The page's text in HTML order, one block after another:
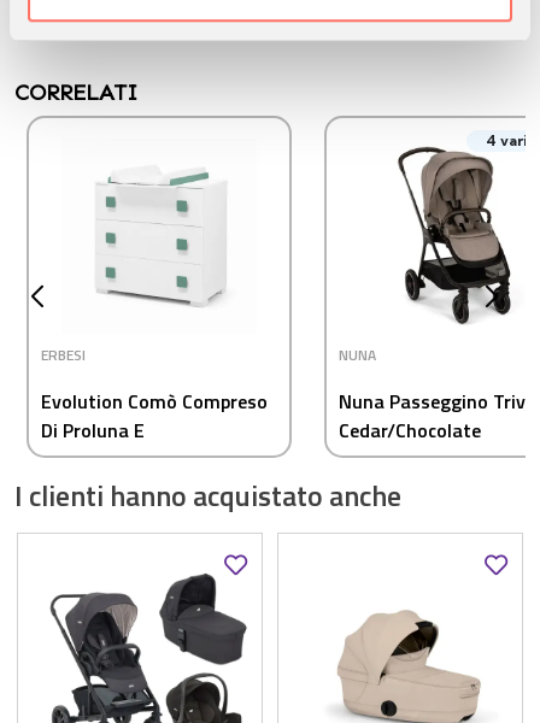
nostri partner che si occupano di analisi dei dati web,
pubblicità e social media, i quali potrebbero combinarle
raccolto dal suo utilizzo dei loro servizi.
CORRELATI
ERBESI
Evolution Comò Compreso
Di Proluna E
Coprifasciatoio Bianco
Salvia
4
NUNA
Nuna Passeggino Triv
Cedar/Chocolate
I clienti hanno acquistato anche